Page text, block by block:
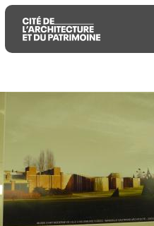
au
au
à